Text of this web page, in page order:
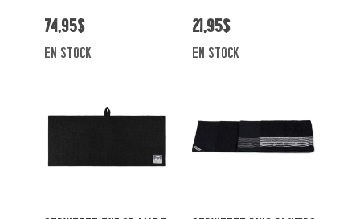
74,95$
en stock
21,95$
en stock